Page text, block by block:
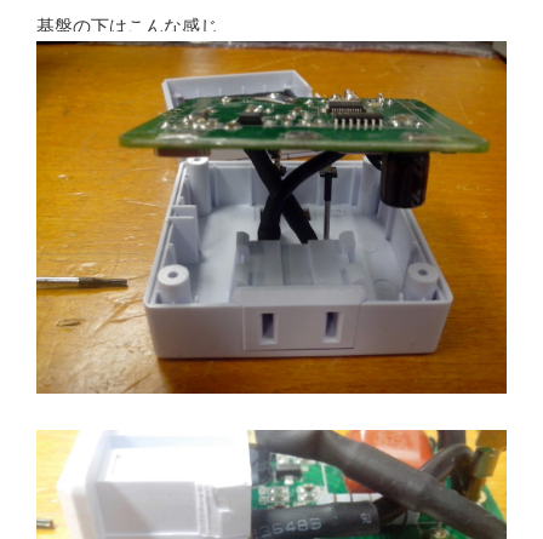
基盤の下はこんな感じ